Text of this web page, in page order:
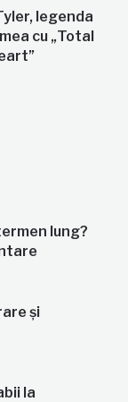
legenda
cu „Total
lung?
și
la